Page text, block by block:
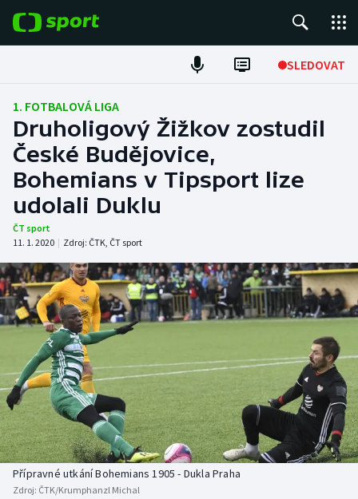
SLEDOVAT
Fotbal
Hokej
Tenis
Atletika
DALŠÍ SPORTY
Americký fotbal
Baseball a softbal
Basketbal
Biatlon
Boby a skeleton
NEPŘEHLÉDNĚTE
Soutěže
Historické návraty
Aplikace ČT sport
AZ kvíz
1. FOTBALOVÁ LIGA
Druholigový Žižkov zostudil
České Budějovice,
Bohemians v Tipsport lize
udolali Duklu
ČT sport
11. 1. 2020 | Zdroj: ČTK, ČT sport
Přípravné utkání Bohemians 1905 - Dukla Praha
Zdroj: ČTK/Krumphanzl Michal